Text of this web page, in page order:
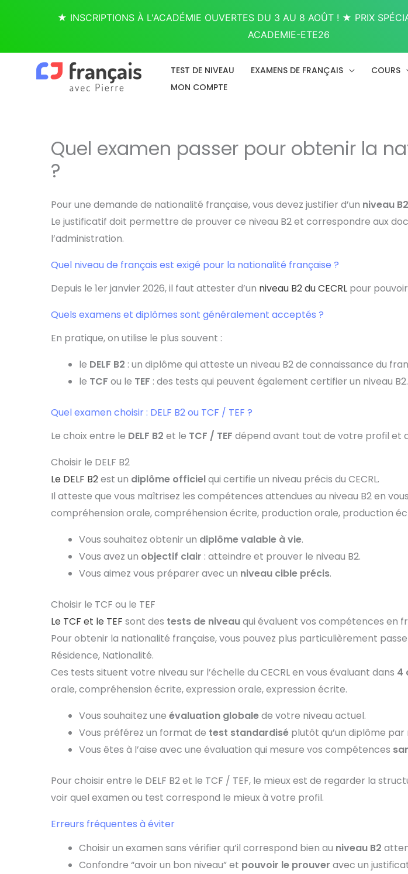
TEST DE NIVEAU EXAMENS DE FRANÇAIS COURS
MON COMPTE
Quel examen passer pour obtenir la
?
Pour une demande de nationalité française, vous devez justifier d’un niveau B2
Le justificatif doit permettre de prouver ce niveau B2 et correspondre aux
l’administration.
Quel niveau de français est exigé pour la nationalité française ?
Depuis le 1er janvier 2026, il faut attester d’un niveau B2 du CECRL pour
Quels examens et diplômes sont généralement acceptés ?
En pratique, on utilise le plus souvent :
le DELF B2 : un diplôme qui atteste un niveau B2 de connaissance du
le TCFou le TEF : des tests qui peuvent également certifier un niveau B2.
Quel examen choisir : DELF B2 ou TCF / TEF ?
Le choix entre le DELF B2 et le TCF / TEF dépend avant tout de votre profil et
Choisir le DELF B2
Le DELF B2est un diplôme officielqui certifie un niveau précis du CECRL.
Il atteste que vous maîtrisez les compétences attendues au niveau B2 en
compréhension orale, compréhension écrite, production orale, production
Vous souhaitez obtenir un diplôme valable à vie.
Vous avez un objectif clair : atteindre et prouver le niveau B2.
Vous aimez vous préparer avec un niveau cible précis.
Choisir le TCF ou le TEF
Le TCF et le TEF sont des tests de niveauqui évaluent vos compétences en
Pour obtenir la nationalité française, vous pouvez plus particulièrement passer
Résidence, Nationalité.
Ces tests situent votre niveau sur l’échelle du CECRL en vous évaluant dans 4
orale, compréhension écrite, expression orale, expression écrite.
Vous souhaitez uneévaluation globalede votre niveau actuel.
Vous préférez un format de test standardisé plutôt qu’un diplôme par
Vous êtes à l’aise avec une évaluation qui mesure vos compétences
Pour choisir entre le DELF B2 et le TCF / TEF, le mieux est de regarder la
voir quel examen ou test correspond le mieux à votre profil.
Erreurs fréquentes à éviter
Choisir un examen sans vérifier qu’il correspond bien au niveau B2
Confondre “avoir un bon niveau” et pouvoir le prouver avec un
★ INSCRIPTIONS À L'ACADÉMIE OUVERTES DU 3 AU 8 AOÛT ! ★ PRIX
ACADEMIE-ETE26